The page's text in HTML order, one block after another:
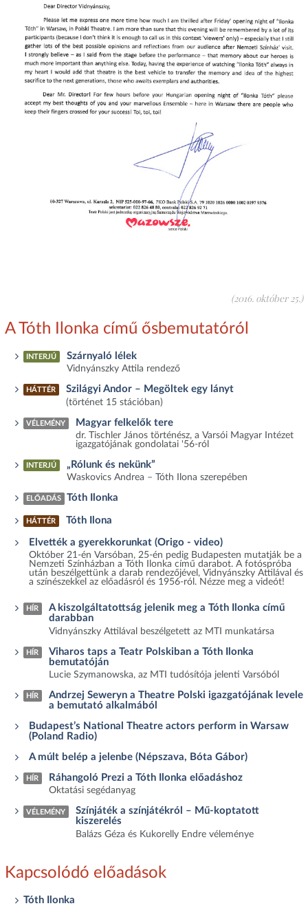
(2016. október 25.)
A Tóth Ilonka című ősbemutatóról
INTERJÚ Szárnyaló lélek
Vidnyánszky Attila rendező
HÁTTÉR Szilágyi Andor – Megöltek egy lányt
(történet 15 stációban)
VÉLEMÉNY Magyar felkelők tere
dr. Tischler János történész, a Varsói Magyar Intézet
igazgatójának gondolatai '56-ról
INTERJÚ „Rólunk és nekünk”
Waskovics Andrea – Tóth Ilona szerepében
ELŐADÁS Tóth Ilonka
HÁTTÉR Tóth Ilona
Elvették a gyerekkorunkat (Origo - video)
Október 21-én Varsóban, 25-én pedig Budapesten mutatják be a
Nemzeti Színházban a Tóth Ilonka című darabot. A fotóspróba
után beszélgettünk a darab rendezőjével, Vidnyánszky Attilával és
a színészekkel az előadásról és 1956-ról. Nézze meg a videót!
HÍR
A kiszolgáltatottság jelenik meg a Tóth Ilonka című
darabban
Vidnyánszky Attilával beszélgetett az MTI munkatársa
HÍR
Viharos taps a Teatr Polskiban a Tóth Ilonka
bemutatóján
Lucie Szymanowska, az MTI tudósítója jelenti Varsóból
HÍR
Andrzej Seweryn a Theatre Polski igazgatójának levele
a bemutató alkalmából
Budapest’s National Theatre actors perform in Warsaw
(Poland Radio)
A múlt belép a jelenbe (Népszava, Bóta Gábor)
HÍR Ráhangoló Prezi a Tóth Ilonka előadáshoz
Oktatási segédanyag
VÉLEMÉNY
Színjáték a színjátékról – Mű-koptatott
kiszerelés
Balázs Géza és Kukorelly Endre véleménye
Kapcsolódó előadások
Tóth Ilonka